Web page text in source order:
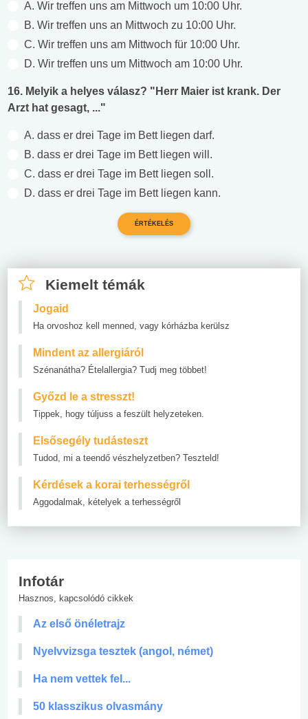
A. Wir treffen uns am Mittwoch um 10:00 Uhr.
B. Wir treffen uns an Mittwoch zu 10:00 Uhr.
C. Wir treffen uns am Mittwoch für 10:00 Uhr.
D. Wir treffen uns um Mittwoch am 10:00 Uhr.
16. Melyik a helyes válasz? "Herr Maier ist krank. Der
Arzt hat gesagt, ..."
A. dass er drei Tage im Bett liegen darf.
B. dass er drei Tage im Bett liegen will.
C. dass er drei Tage im Bett liegen soll.
D. dass er drei Tage im Bett liegen kann.
Kiemelt témák
Jogaid
Ha orvoshoz kell menned, vagy kórházba kerülsz
Mindent az allergiáról
Szénanátha? Ételallergia? Tudj meg többet!
Győzd le a stresszt!
Tippek, hogy túljuss a feszült helyzeteken.
Elsősegély tudásteszt
Tudod, mi a teendő vészhelyzetben? Teszteld!
Kérdések a korai terhességről
Aggodalmak, kételyek a terhességről
Infotár
Hasznos, kapcsolódó cikkek
Az első önéletrajz
Nyelvvizsga tesztek (angol, német)
Ha nem vettek fel...
50 klasszikus olvasmány